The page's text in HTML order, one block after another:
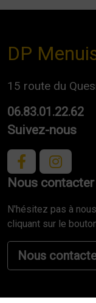
DP
15 route du
06.83.01.22.62
Suivez-nous
Nous contacter
N'hésitez pas à
cliquant sur le
Nous